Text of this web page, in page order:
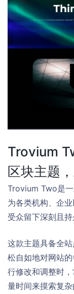
Trovium
区块主题
Trovium Two是
为各类机构、企
受众留下深刻且持
这款主题具备全
松自如地对网站
行修改和调整时
量时间来摸索复